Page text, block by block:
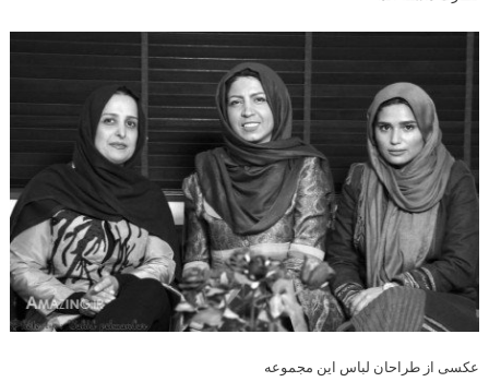
عکسی از طراحان لباس این مجموعه